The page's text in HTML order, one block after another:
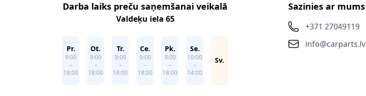
Darba laiks preču saņemšanai veikalā
Valdeķu iela 65
Pr.
9:00
–
18:00
Ot.
9:00
–
18:00
Tr.
9:00
–
18:00
Ce.
9:00
–
18:00
Pk.
9:00
–
18:00
Se.
10:00
–
14:00
Sv.
Sazinies ar mums
+371 27049119
info@carparts.lv